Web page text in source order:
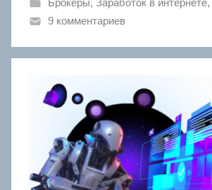
9 комментариев